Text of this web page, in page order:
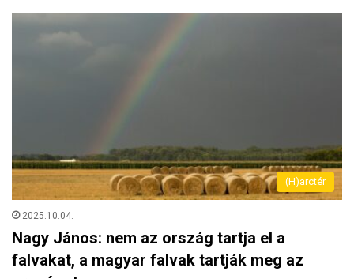
(H)arctér
2025.10.04.
Nagy János: nem az ország tartja el a
falvakat, a magyar falvak tartják meg az